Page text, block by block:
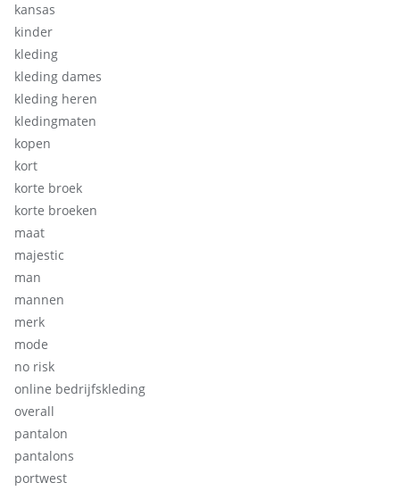
kansas
kinder
kleding
kleding dames
kleding heren
kledingmaten
kopen
kort
korte broek
korte broeken
maat
majestic
man
mannen
merk
mode
no risk
online bedrijfskleding
overall
pantalon
pantalons
portwest